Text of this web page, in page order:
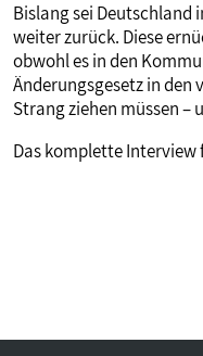
Bislang sei
weiter zurück. Diese
obwohl es in den
Änderungsgesetz in den
Strang ziehen müssen –
Das komplette Interview